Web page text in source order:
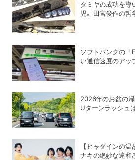
タミヤの成功を導
児〟田宮俊作の哲
ソフトバンクの
い通信速度のアッ
2026年のお盆の帰
Uターンラッシュ
【ヒャダインの
ナキの絶妙な違和